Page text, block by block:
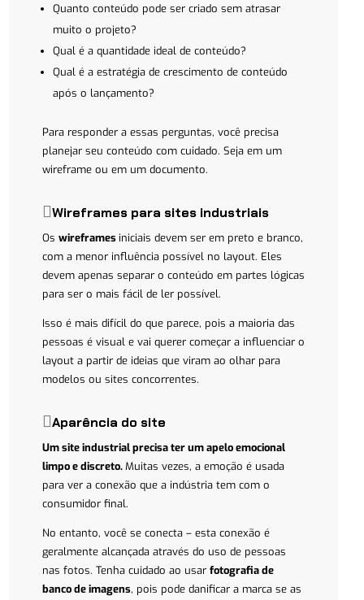
Quanto conteúdo pode ser criado sem atrasar
muito o projeto?
Qual é a quantidade ideal de conteúdo?
Qual é a estratégia de crescimento de conteúdo
após o lançamento?
Para responder a essas perguntas, você precisa
planejar seu conteúdo com cuidado. Seja em um
wireframe ou em um documento.
Wireframes para sites industriais
Os wireframes iniciais devem ser em preto e branco,
com a menor influência possível no layout. Eles
devem apenas separar o conteúdo em partes lógicas
para ser o mais fácil de ler possível.
Isso é mais difícil do que parece, pois a maioria das
pessoas é visual e vai querer começar a influenciar o
layout a partir de ideias que viram ao olhar para
modelos ou sites concorrentes.
Aparência do site
Um site industrial precisa ter um apelo emocional
limpo e discreto.Muitas vezes, a emoção é usada
para ver a conexão que a indústria tem com o
consumidor final.
No entanto, você se conecta – esta conexão é
geralmente alcançada através do uso de pessoas
nas fotos. Tenha cuidado ao usar fotografia de
banco de imagens, pois pode danificar a marca se as